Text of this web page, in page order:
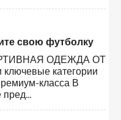
свою футболку
ОДЕЖДА ОТ
категории
класса В